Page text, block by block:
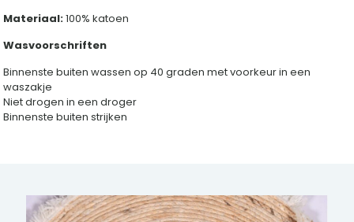
Materiaal:100% katoen
Wasvoorschriften
Binnenste buiten wassen op 40 graden met voorkeur in een
waszakje
Niet drogen in een droger
Binnenste buiten strijken